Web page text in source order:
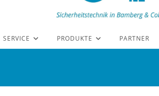
SERVICE PRODUKTE PARTNER